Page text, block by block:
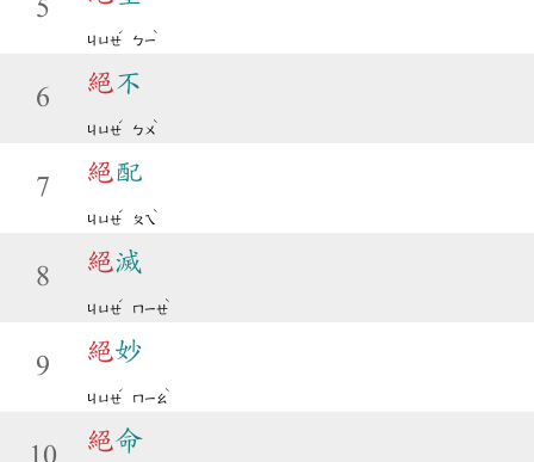
5
ㄐㄩㄝ
ˊ
ㄅㄧ
ˋ
6
絕不
ㄐㄩㄝ
ˊ
ㄅㄨ
ˋ
7
絕配
ㄐㄩㄝ
ˊ
ㄆㄟ
ˋ
8
絕滅
ㄐㄩㄝ
ˊ
ㄇㄧㄝ
ˋ
9
絕妙
ㄐㄩㄝ
ˊ
ㄇㄧㄠ
ˋ
10
絕命